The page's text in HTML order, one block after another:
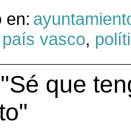
en:
país vasco,
que